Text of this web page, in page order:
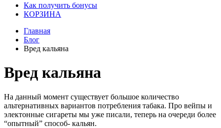
Как получить бонусы
КОРЗИНА
Главная
Блог
Вред кальяна
Вред кальяна
На данный момент существует большое количество
альтернативных вариантов потребления табака. Про вейпы и
электонные сигареты мы уже писали, теперь на очереди более
“опытный” способ- кальян.